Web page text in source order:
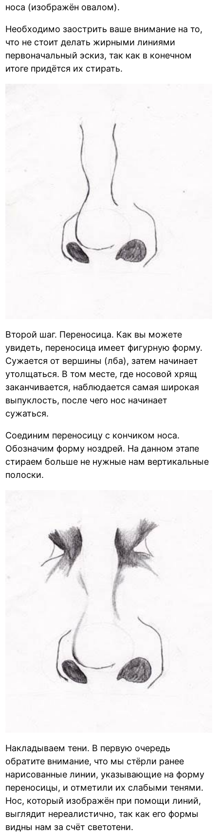
носа (изображён овалом).
Необходимо заострить ваше внимание на то,
что не стоит делать жирными линиями
первоначальный эскиз, так как в конечном
итоге придётся их стирать.
Второй шаг. Переносица. Как вы можете
увидеть, переносица имеет фигурную форму.
Сужается от вершины (лба), затем начинает
утолщаться. В том месте, где носовой хрящ
заканчивается, наблюдается самая широкая
выпуклость, после чего нос начинает
сужаться.
Соединим переносицу с кончиком носа.
Обозначим форму ноздрей. На данном этапе
стираем больше не нужные нам вертикальные
полоски.
Накладываем тени. В первую очередь
обратите внимание, что мы стёрли ранее
нарисованные линии, указывающие на форму
переносицы, и отметили их слабыми тенями.
Нос, который изображён при помощи линий,
выглядит нереалистично, так как его формы
видны нам за счёт светотени.